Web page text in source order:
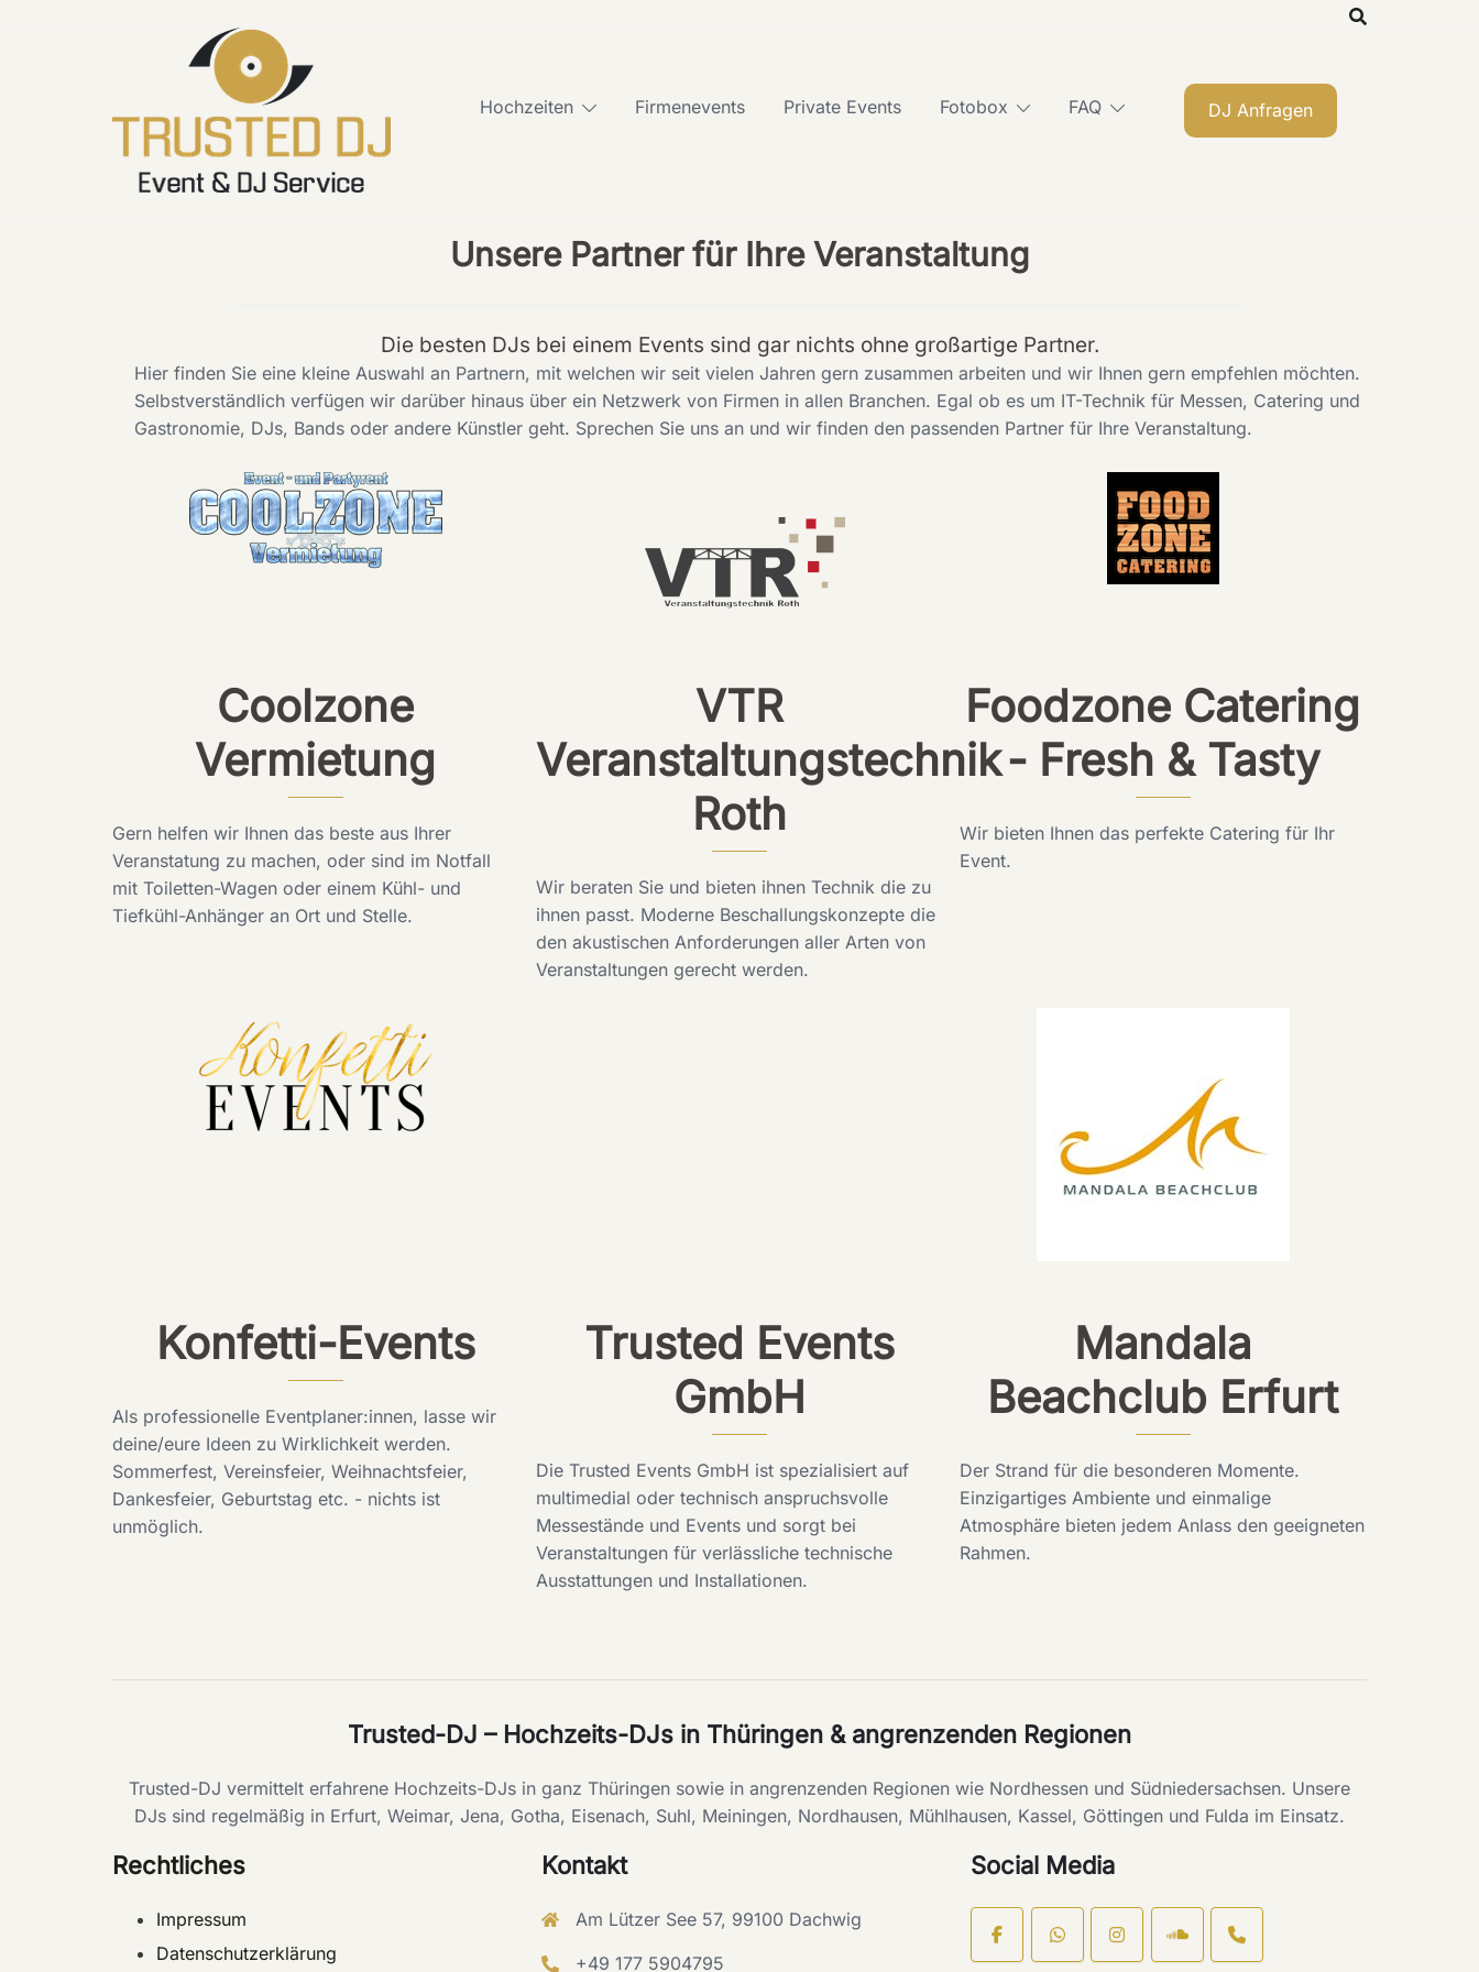
Hochzeiten
Firmenevents Private Events Fotobox FAQ DJ Anfragen
Unsere Partner für Ihre Veranstaltung
Die besten DJs bei einem Events sind gar nichts ohne großartige Partner.
Hier finden Sie eine kleine Auswahl an Partnern, mit welchen wir seit vielen Jahren gern zusammen arbeiten und wir Ihnen gern empfehlen möchten.
Selbstverständlich verfügen wir darüber hinaus über ein Netzwerk von Firmen in allen Branchen. Egal ob es um IT-Technik für Messen, Catering und
Gastronomie, DJs, Bands oder andere Künstler geht. Sprechen Sie uns an und wir finden den passenden Partner für Ihre Veranstaltung.
Coolzone
Vermietung
Gern helfen wir Ihnen das beste aus Ihrer
Veranstatung zu machen, oder sind im Notfall
mit Toiletten-Wagen oder einem Kühl- und
Tiefkühl-Anhänger an Ort und Stelle.
VTR
Veranstaltungstechnik
Roth
Wir beraten Sie und bieten ihnen Technik die zu
ihnen passt. Moderne Beschallungskonzepte die
den akustischen Anforderungen aller Arten von
Veranstaltungen gerecht werden.
Foodzone Catering
- Fresh & Tasty
Wir bieten Ihnen das perfekte Catering für Ihr
Event.
Konfetti-Events
Als professionelle Eventplaner:innen, lasse wir
deine/eure Ideen zu Wirklichkeit werden.
Sommerfest, Vereinsfeier, Weihnachtsfeier,
Dankesfeier, Geburtstag etc. - nichts ist
unmöglich.
Trusted Events
GmbH
Die Trusted Events GmbH ist spezialisiert auf
multimedial oder technisch anspruchsvolle
Messestände und Events und sorgt bei
Veranstaltungen für verlässliche technische
Ausstattungen und Installationen.
Mandala
Beachclub Erfurt
Der Strand für die besonderen Momente.
Einzigartiges Ambiente und einmalige
Atmosphäre bieten jedem Anlass den geeigneten
Rahmen.
Trusted-DJ – Hochzeits-DJs in Thüringen & angrenzenden Regionen
Trusted-DJ vermittelt erfahrene Hochzeits-DJs in ganz Thüringen sowie in angrenzenden Regionen wie Nordhessen und Südniedersachsen. Unsere
DJs sind regelmäßig in Erfurt, Weimar, Jena, Gotha, Eisenach, Suhl, Meiningen, Nordhausen, Mühlhausen, Kassel, Göttingen und Fulda im Einsatz.
Rechtliches
Impressum
Datenschutzerklärung
Kontakt
Am Lützer See 57, 99100 Dachwig
+49 177 5904795
Social Media